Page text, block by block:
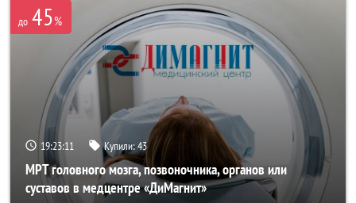
до 45%
19:23:07 Купили:43
МРТ головного мозга, позвоночника, органов или
суставов в медцентре «ДиМагнит»